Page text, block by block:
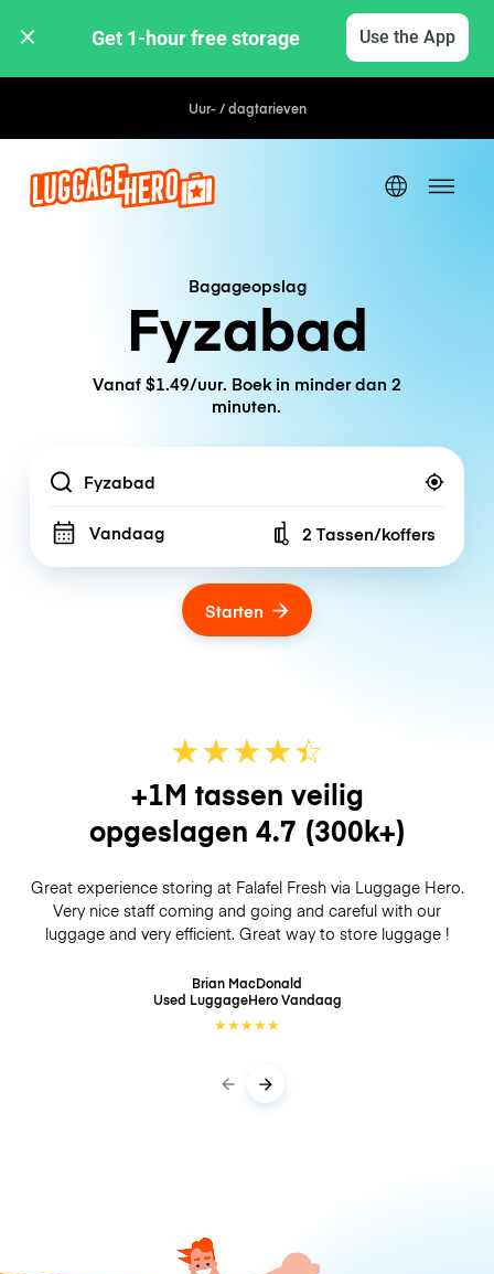
Get 1-hour free storage Use the App
Uur- / dagtarieven
Bagageopslag
Fyzabad
Vanaf $1.49/uur. Boek in minder dan 2
minuten.
Location
Vandaag Number of bags
2 Tassen/koffers
Starten
★★★★☆
★
+1M tassen veilig
opgeslagen 4.7 (300k+)
Great experience storing at Falafel Fresh via Luggage Hero.
Very nice staff coming and going and careful with our
luggage and very efficient. Great way to store luggage !
Brian MacDonald
Used LuggageHeroVandaag
★★★★★